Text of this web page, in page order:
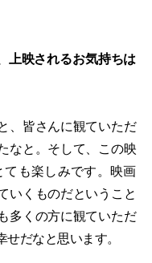
上映されるお気持ちは
、皆さんに観ていただ
なと。そして、この映
も楽しみです。映画
いくものだということ
多くの方に観ていただ
だなと思います。